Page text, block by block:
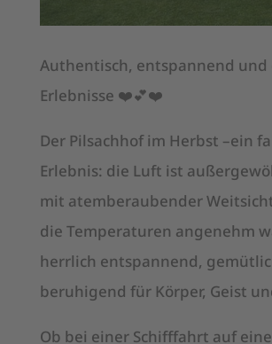
Authentisch, entspannend und
Erlebnisse ❤️💕❤️
Der Pilsachhof im Herbst –ein
Erlebnis: die Luft ist
mit atemberaubender
die Temperaturen angenehm
herrlich entspannend,
beruhigend für Körper, Geist
Ob bei einer Schifffahrt auf